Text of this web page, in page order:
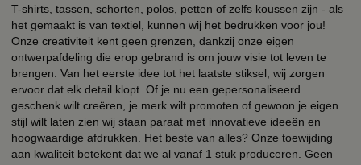
T-shirts, tassen, schorten, polos, petten of zelfs koussen zijn - als
het gemaakt is van textiel, kunnen wij het bedrukken voor jou!
Onze creativiteit kent geen grenzen, dankzij onze eigen
ontwerpafdeling die erop gebrand is om jouw visie tot leven te
brengen. Van het eerste idee tot het laatste stiksel, wij zorgen
ervoor dat elk detail klopt. Of je nu een gepersonaliseerd
geschenk wilt creëren, je merk wilt promoten of gewoon je eigen
stijl wilt laten zien wij staan paraat met innovatieve ideeën en
hoogwaardige afdrukken. Het beste van alles? Onze toewijding
aan kwaliteit betekent dat we al vanaf 1 stuk produceren. Geen